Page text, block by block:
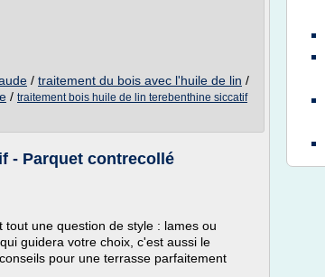
/ traitement du bois avec l'huile de lin /
/ traitement bois huile de lin terebenthine siccatif
- Parquet contrecollé
une question de style : lames ou
guidera votre choix, c'est aussi le
pour une terrasse parfaitement